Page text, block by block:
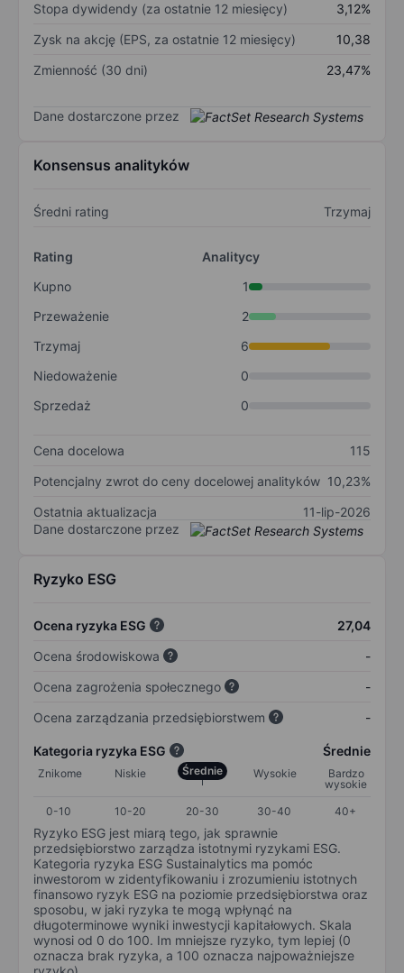
Stopa dywidendy (za ostatnie 12 miesięcy)
3,12%
Zysk na akcję (EPS, za ostatnie 12 miesięcy)
10,38
Zmienność (30 dni)
23,47%
Dane dostarczone przez
Konsensus analityków
Średni rating Trzymaj
Rating
Analitycy
Kupno
1
Przeważenie
2
Trzymaj
6
Niedoważenie
0
Sprzedaż
0
Cena docelowa
115
Potencjalny zwrot do ceny docelowej analityków 10,23%
Ostatnia aktualizacja
11-lip-2026
Dane dostarczone przez
Ryzyko ESG
Ocena ryzyka ESG
27,04
Ocena środowiskowa
-
Ocena zagrożenia społecznego
-
Ocena zarządzania przedsiębiorstwem
-
Kategoria ryzyka ESG Średnie
Znikome Niskie Średnie Wysokie
Bardzo
wysokie
0-10
10-20 20-30 30-40 40+
Ryzyko ESG jest miarą tego, jak sprawnie
przedsiębiorstwo zarządza istotnymi ryzykami ESG.
Kategoria ryzyka ESG Sustainalytics ma pomóc
inwestorom w zidentyfikowaniu i zrozumieniu istotnych
finansowo ryzyk ESG na poziomie przedsiębiorstwa oraz
sposobu, w jaki ryzyka te mogą wpłynąć na
długoterminowe wyniki inwestycji kapitałowych. Skala
wynosi od 0 do 100. Im mniejsze ryzyko, tym lepiej (0
oznacza brak ryzyka, a 100 oznacza najpoważniejsze